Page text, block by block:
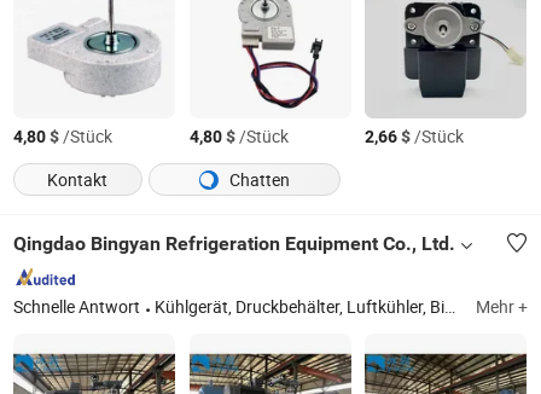
4,80$/Stück 4,80$/Stück 2,66$/Stück
Kontakt
Chatten
Qingdao Bingyan Refrigeration Equipment Co., Ltd.
Schnelle Antwort Kühlgerät, Druckbehälter, Luftkühler, Bizel-Kühlgerät, Shensteel-Kühlgerät, Kühllagerplatte, Kühllager Tür, Einzelgefriergerät, Kühlgeräte, Kühllagergeräte Mehr +